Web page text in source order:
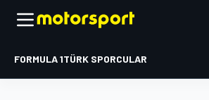
FORMULA 1TÜRK SPORCULAR